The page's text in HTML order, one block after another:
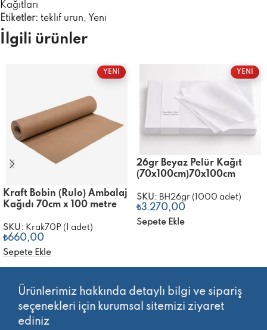
Kağıtları
Etiketler: teklif urun, Yeni
İlgili ürünler
YENİ
Kraft Bobin (Rulo) Ambalaj
Kağıdı 70cm x 100 metre
SKU: Krak70P (1 adet)
₺660,00
Sepete Ekle
YENİ
26gr Beyaz Pelür Kağıt
(70x100cm)70x100cm
SKU: BH26gr (1000 adet)
₺3.270,00
Sepete Ekle
Ürünlerimiz hakkında detaylı bilgi ve sipariş
seçenekleri için kurumsal sitemizi ziyaret
ediniz